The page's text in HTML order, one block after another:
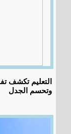
التعليم تكشف
وتحسم الجدل